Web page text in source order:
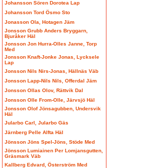
Johansson Sören Dorotea Lap
Johansson Tord Ösmo Sto
Jonasson Ola, Hotagen Jäm
Jonsson Grubb Anders Bryggarn,
Bjuråker Häl
Jonsson Jon Hurra-Olles Janne, Torp
Med
Jonsson Knaft-Jonke Jonas, Lycksele
Lap
Jonsson Nils Nirs-Jonas, Hällnäs Väb
Jonsson Lapp-Nils Nils, Offerdal Jäm
Jonsson Ollas Olov, Rättvik Dal
Jonsson Olle From-Olle, Järvsjö Häl
Jonsson Olof Jönsagubben, Undersvik
Häl
Jularbo Carl, Jularbo Gäs
Järnberg Pelle Alfta Häl
Jönsson Jöns Spel-Jöns, Stöde Med
Jönsson Lumiainen Per Lomjansgutten,
Gräsmark Väb
Kallberg Edvard, Österström Med